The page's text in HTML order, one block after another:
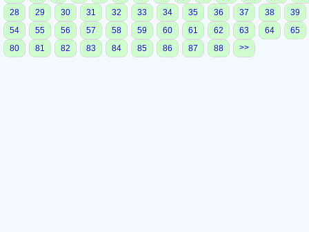
28
29 30 31 32 33 34 35 36 37 38
39
54
55 56 57 58 59 60 61 62 63 64
65
80
81 82 83 84 85 86 87 88 >>